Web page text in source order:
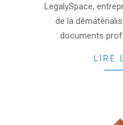
06-LegalySpace,
de la
documents
LIRE